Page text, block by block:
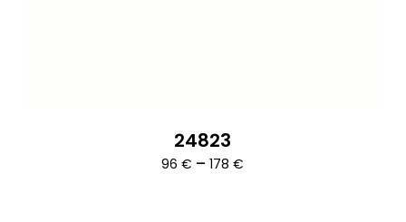
24823
96€ – 178€